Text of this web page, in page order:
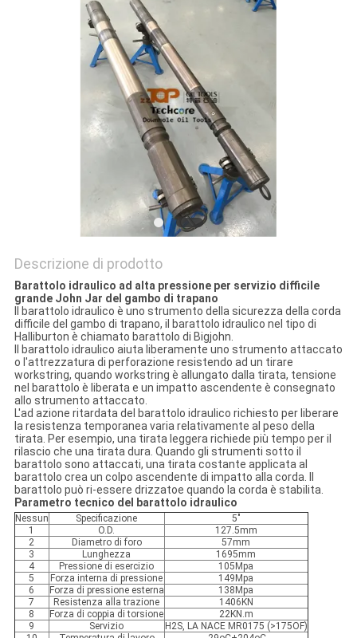
Descrizione di prodotto
Barattolo idraulico ad alta pressione per servizio difficile
grande John Jar del gambo di trapano
Il barattolo idraulico è uno strumento della sicurezza della corda
difficile del gambo di trapano, il barattolo idraulico nel tipo di
Halliburton è chiamato barattolo di Bigjohn.
Il barattolo idraulico aiuta liberamente uno strumento attaccato
o l'attrezzatura di perforazione resistendo ad un tirare
workstring, quando workstring è allungato dalla tirata, tensione
nel barattolo è liberata e un impatto ascendente è consegnato
allo strumento attaccato.
L'ad azione ritardata del barattolo idraulico richiesto per liberare
la resistenza temporanea varia relativamente al peso della
tirata. Per esempio, una tirata leggera richiede più tempo per il
rilascio che una tirata dura. Quando gli strumenti sotto il
barattolo sono attaccati, una tirata costante applicata al
barattolo crea un colpo ascendente di impatto alla corda. Il
barattolo può ri-essere drizzatoe quando la corda è stabilita.
Parametro tecnico del barattolo idraulico
Nessun Specificazione
5"
1
O.D.
127.5mm
2
Diametro di foro
57mm
3
Lunghezza
1695mm
4
Pressione di esercizio
105Mpa
5
Forza interna di pressione
149Mpa
6
Forza di pressione esterna
138Mpa
7
Resistenza alla trazione
1406KN
8
Forza di coppia di torsione
22KN.m
9
Servizio
H2S, LA NACE MR0175 (>175OF)